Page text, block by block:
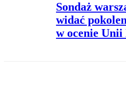
Sondaż
widać
w ocenie